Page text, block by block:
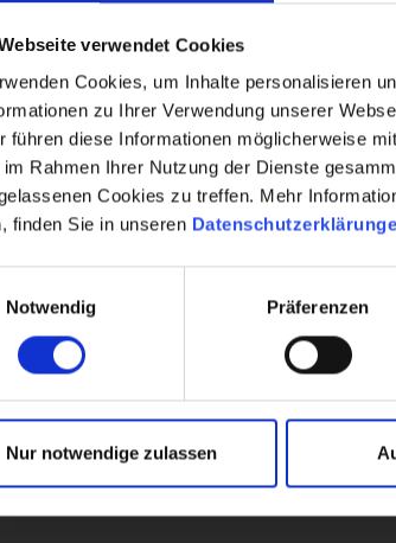
verwendet Cookies
Cookies, um Inhalte personalisieren
zu Ihrer Verwendung unserer
führen diese Informationen möglicherweise
im Rahmen Ihrer Nutzung der Dienste
Cookies zu treffen. Mehr
finden Sie in unseren
Notwendig
Präferenzen
Nur notwendige zulassen
4,